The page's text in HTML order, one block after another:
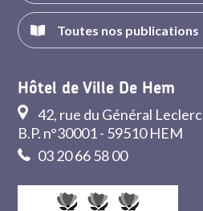
Toutes nos publications
Hôtel de Ville De Hem
42, rue du Général Leclerc
B.P. n°30001 - 59510 HEM
03 20 66 58 00